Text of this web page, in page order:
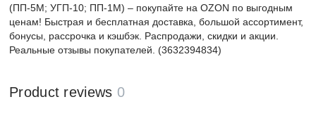
(ПП-5М; УГП-10; ПП-1М) – покупайте на OZON по выгодным
ценам! Быстрая и бесплатная доставка, большой ассортимент,
бонусы, рассрочка и кэшбэк. Распродажи, скидки и акции.
Реальные отзывы покупателей. (3632394834)
Product reviews 0